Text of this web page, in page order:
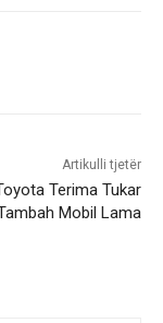
Artikulli tjetër
Terima Tukar
Mobil Lama